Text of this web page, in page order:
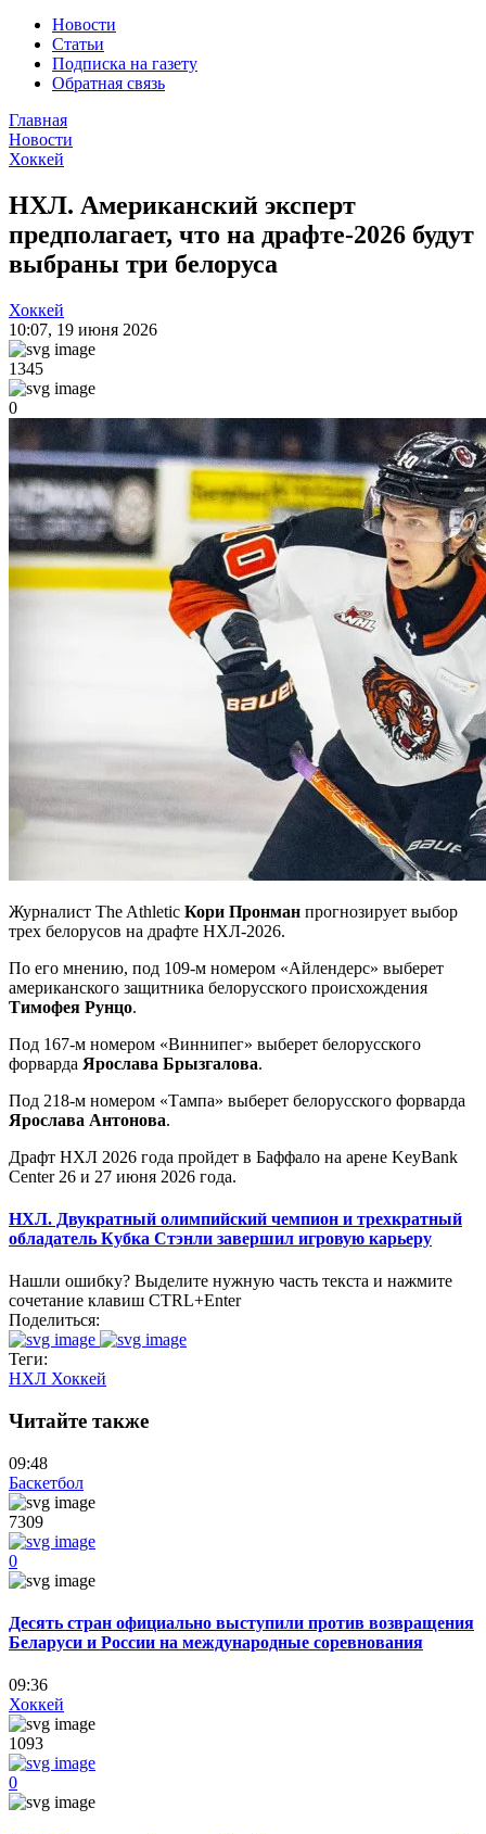
Новости
Статьи
Подписка на газету
Обратная связь
Главная
Новости
Хоккей
НХЛ. Американский эксперт
предполагает, что на драфте-2026 будут
выбраны три белоруса
Хоккей
10:07, 19 июня 2026
1345
0
Журналист The Athletic Кори Пронман прогнозирует выбор
трех белорусов на драфте НХЛ-2026.
По его мнению, под 109-м номером «Айлендерс» выберет
американского защитника белорусского происхождения
Тимофея Рунцо.
Под 167-м номером «Виннипег» выберет белорусского
форварда Ярослава Брызгалова.
Под 218-м номером «Тампа» выберет белорусского форварда
Ярослава Антонова.
Драфт НХЛ 2026 года пройдет в Баффало на арене KeyBank
Center 26 и 27 июня 2026 года.
НХЛ. Двукратный олимпийский чемпион и трехкратный
обладатель Кубка Стэнли завершил игровую карьеру
Нашли ошибку? Выделите нужную часть текста и нажмите
сочетание клавиш CTRL+Enter
Поделиться:
Теги:
НХЛ Хоккей
Читайте также
09:48
Баскетбол
7309
0
Десять стран официально выступили против возвращения
Беларуси и России на международные соревнования
09:36
Хоккей
1093
0